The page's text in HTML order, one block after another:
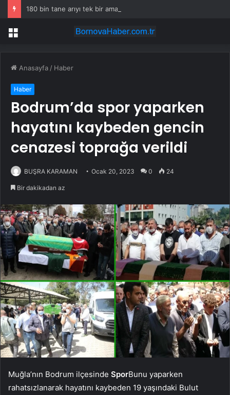
180 bin tane arıyı tek bir amaç doğaya saldılar
Menü
Anasayfa / Haber
Haber
Bodrum’da spor yaparken
hayatını kaybeden gencin
cenazesi toprağa verildi
BUŞRA KARAMAN Ocak 20, 2023 0 24
Bir dakikadan az
Muğla’nın Bodrum ilçesinde SporBunu yaparken
rahatsızlanarak hayatını kaybeden 19 yaşındaki Bulut